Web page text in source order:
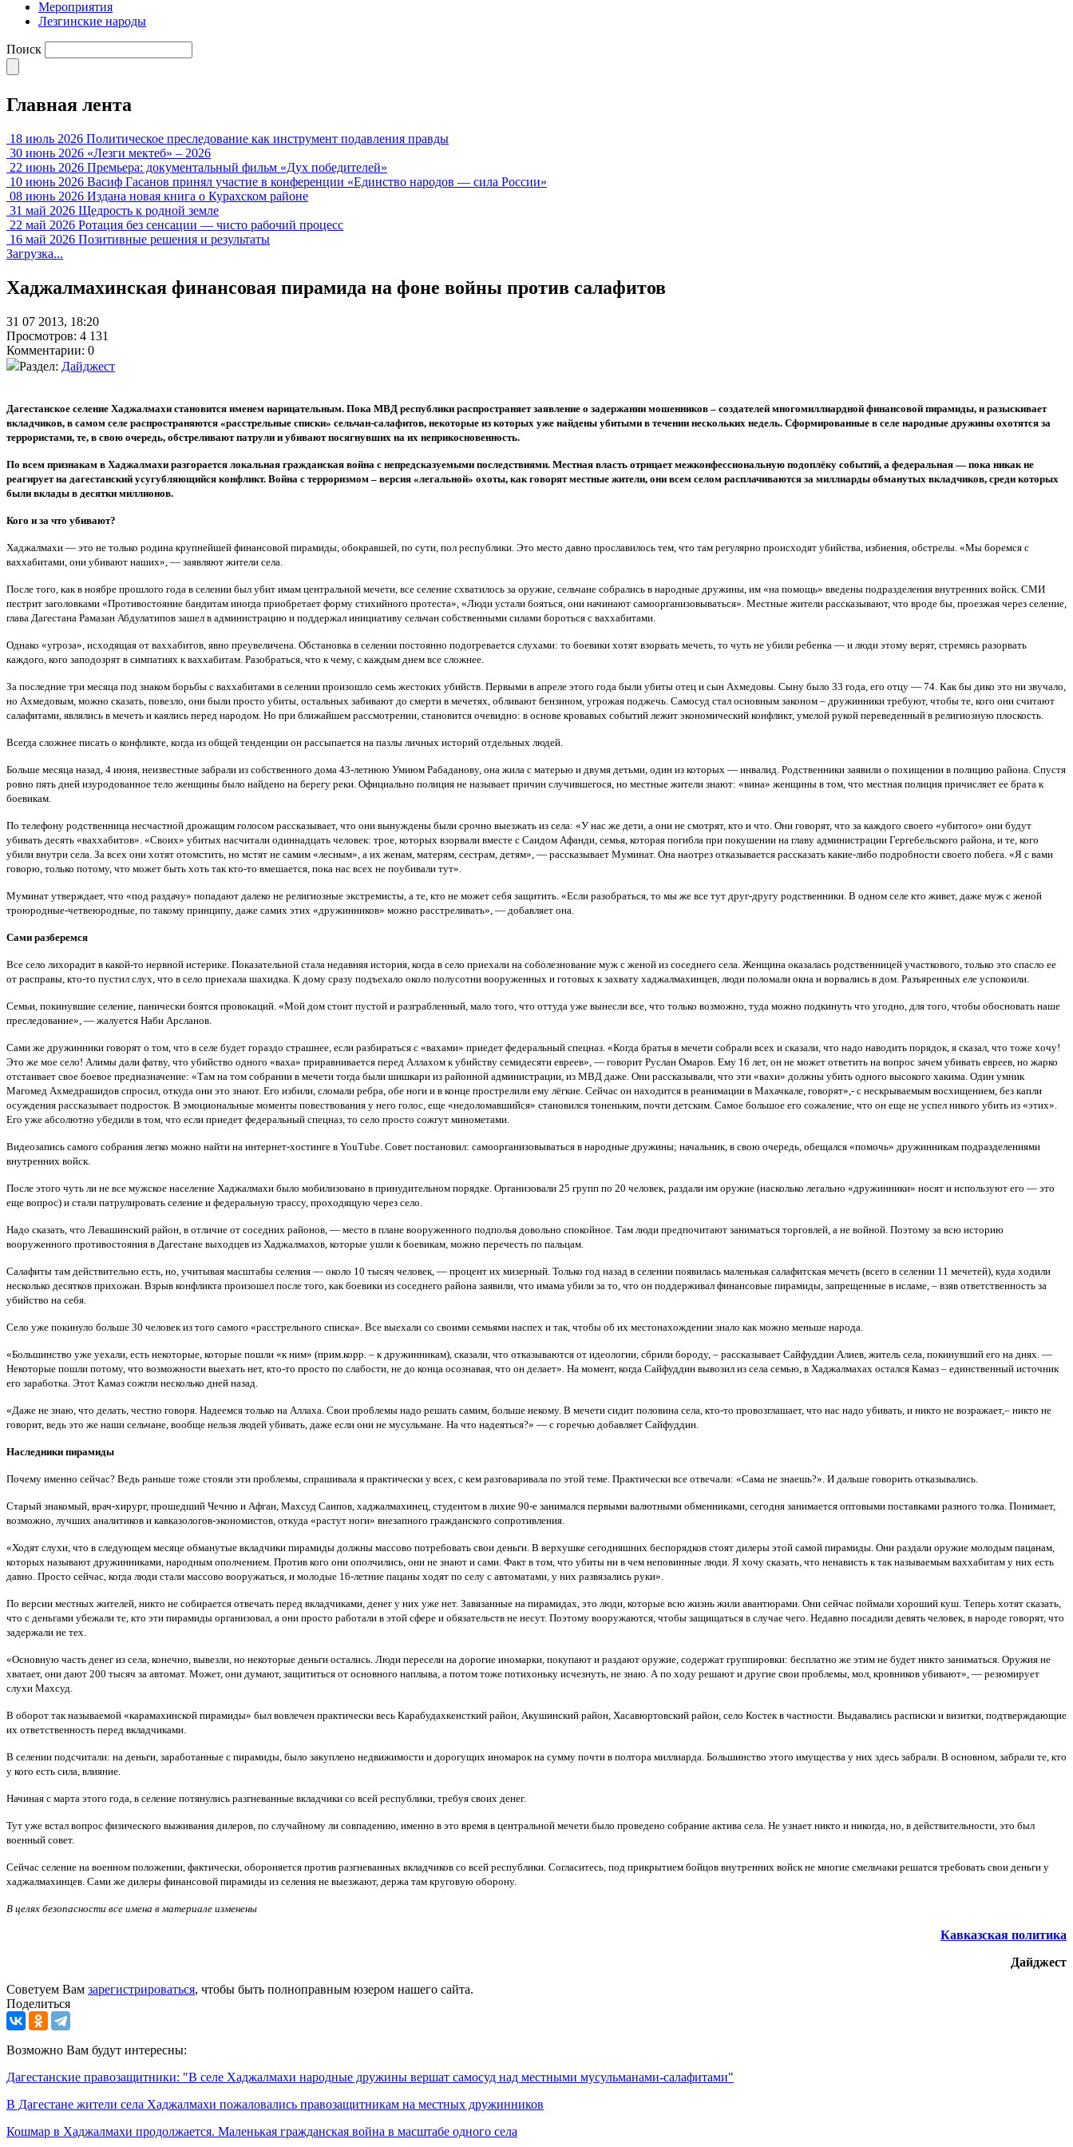
Мероприятия
Лезгинские народы
Поиск
Главная лента
18 июль 2026 Политическое преследование как инструмент подавления правды
30 июнь 2026 «Лезги мектеб» – 2026
22 июнь 2026 Премьера: документальный фильм «Дух победителей»
10 июнь 2026 Васиф Гасанов принял участие в конференции «Единство народов — сила России»
08 июнь 2026 Издана новая книга о Курахском районе
31 май 2026 Щедрость к родной земле
22 май 2026 Ротация без сенсации — чисто рабочий процесс
16 май 2026 Позитивные решения и результаты
Загрузка...
Хаджалмахинская финансовая пирамида на фоне войны против салафитов
31 07 2013, 18:20
Просмотров: 4 131
Комментарии: 0
Раздел: Дайджест
Дагестанское селение Хаджалмахи становится именем нарицательным. Пока МВД республики распространяет заявление о задержании мошенников – создателей многомиллиардной финансовой пирамиды, и разыскивает
вкладчиков, в самом селе распространяются «расстрельные списки» сельчан-салафитов, некоторые из которых уже найдены убитыми в течении нескольких недель. Сформированные в селе народные дружины охотятся за
террористами, те, в свою очередь, обстреливают патрули и убивают посягнувших на их неприкосновенность.
По всем признакам в Хаджалмахи разгорается локальная гражданская война с непредсказуемыми последствиями. Местная власть отрицает межконфессиональную подоплёку событий, а федеральная — пока никак не
реагирует на дагестанский усугубляющийся конфликт. Война с терроризмом – версия «легальной» охоты, как говорят местные жители, они всем селом расплачиваются за миллиарды обманутых вкладчиков, среди которых
были вклады в десятки миллионов.
Кого и за что убивают?
Хаджалмахи — это не только родина крупнейшей финансовой пирамиды, обокравшей, по сути, пол республики. Это место давно прославилось тем, что там регулярно происходят убийства, избиения, обстрелы. «Мы боремся с
ваххабитами, они убивают наших», — заявляют жители села.
После того, как в ноябре прошлого года в селении был убит имам центральной мечети, все селение схватилось за оружие, сельчане собрались в народные дружины, им «на помощь» введены подразделения внутренних войск. СМИ
пестрит заголовками «Противостояние бандитам иногда приобретает форму стихийного протеста», «Люди устали бояться, они начинают самоорганизовываться». Местные жители рассказывают, что вроде бы, проезжая через селение,
глава Дагестана Рамазан Абдулатипов зашел в администрацию и поддержал инициативу сельчан собственными силами бороться с ваххабитами.
Однако «угроза», исходящая от ваххабитов, явно преувеличена. Обстановка в селении постоянно подогревается слухами: то боевики хотят взорвать мечеть, то чуть не убили ребенка — и люди этому верят, стремясь разорвать
каждого, кого заподозрят в симпатиях к ваххабитам. Разобраться, что к чему, с каждым днем все сложнее.
За последние три месяца под знаком борьбы с ваххабитами в селении произошло семь жестоких убийств. Первыми в апреле этого года были убиты отец и сын Ахмедовы. Сыну было 33 года, его отцу — 74. Как бы дико это ни звучало,
но Ахмедовым, можно сказать, повезло, они были просто убиты, остальных забивают до смерти в мечетях, обливают бензином, угрожая поджечь. Самосуд стал основным законом – дружинники требуют, чтобы те, кого они считают
салафитами, являлись в мечеть и каялись перед народом. Но при ближайшем рассмотрении, становится очевидно: в основе кровавых событий лежит экономический конфликт, умелой рукой переведенный в религиозную плоскость.
Всегда сложнее писать о конфликте, когда из общей тенденции он рассыпается на пазлы личных историй отдельных людей.
Больше месяца назад, 4 июня, неизвестные забрали из собственного дома 43-летнюю Умиюм Рабаданову, она жила с матерью и двумя детьми, один из которых — инвалид. Родственники заявили о похищении в полицию района. Спустя
ровно пять дней изуродованное тело женщины было найдено на берегу реки. Официально полиция не называет причин случившегося, но местные жители знают: «вина» женщины в том, что местная полиция причисляет ее брата к
боевикам.
По телефону родственница несчастной дрожащим голосом рассказывает, что они вынуждены были срочно выезжать из села: «У нас же дети, а они не смотрят, кто и что. Они говорят, что за каждого своего «убитого» они будут
убивать десять «ваххабитов». «Своих» убитых насчитали одиннадцать человек: трое, которых взорвали вместе с Саидом Афанди, семья, которая погибла при покушении на главу администрации Гергебельского района, и те, кого
убили внутри села. За всех они хотят отомстить, но мстят не самим «лесным», а их женам, матерям, сестрам, детям», — рассказывает Муминат. Она наотрез отказывается рассказать какие-либо подробности своего побега. «Я с вами
говорю, только потому, что может быть хоть так кто-то вмешается, пока нас всех не поубивали тут».
Муминат утверждает, что «под раздачу» попадают далеко не религиозные экстремисты, а те, кто не может себя защитить. «Если разобраться, то мы же все тут друг-другу родственники. В одном селе кто живет, даже муж с женой
троюродные-четвеюродные, по такому принципу, даже самих этих «дружинников» можно расстреливать», — добавляет она.
Сами разберемся
Все село лихорадит в какой-то нервной истерике. Показательной стала недавняя история, когда в село приехали на соболезнование муж с женой из соседнего села. Женщина оказалась родственницей участкового, только это спасло ее
от расправы, кто-то пустил слух, что в село приехала шахидка. К дому сразу подъехало около полусотни вооруженных и готовых к захвату хаджалмахинцев, люди поломали окна и ворвались в дом. Разъяренных еле успокоили.
Семьи, покинувшие селение, панически боятся провокаций. «Мой дом стоит пустой и разграбленный, мало того, что оттуда уже вынесли все, что только возможно, туда можно подкинуть что угодно, для того, чтобы обосновать наше
преследование», — жалуется Наби Арсланов.
Сами же дружинники говорят о том, что в селе будет гораздо страшнее, если разбираться с «вахами» приедет федеральный спецназ. «Когда братья в мечети собрали всех и сказали, что надо наводить порядок, я сказал, что тоже хочу!
Это же мое село! Алимы дали фатву, что убийство одного «ваха» приравнивается перед Аллахом к убийству семидесяти евреев», — говорит Руслан Омаров. Ему 16 лет, он не может ответить на вопрос зачем убивать евреев, но жарко
отстаивает свое боевое предназначение: «Там на том собрании в мечети тогда были шишкари из районной администрации, из МВД даже. Они рассказывали, что эти «вахи» должны убить одного высокого хакима. Один умник
Магомед Ахмедрашидов спросил, откуда они это знают. Его избили, сломали ребра, обе ноги и в конце прострелили ему лёгкие. Сейчас он находится в реанимации в Махачкале, говорят»,- с нескрываемым восхищением, без капли
осуждения рассказывает подросток. В эмоциональные моменты повествования у него голос, еще «недоломавшийся» становился тоненьким, почти детским. Самое большое его сожаление, что он еще не успел никого убить из «этих».
Его уже абсолютно убедили в том, что если приедет федеральный спецназ, то село просто сожгут минометами.
Видеозапись самого собрания легко можно найти на интернет-хостинге в YouTube. Совет постановил: самоорганизовываться в народные дружины; начальник, в свою очередь, обещался «помочь» дружинникам подразделениями
внутренних войск.
После этого чуть ли не все мужское население Хаджалмахи было мобилизовано в принудительном порядке. Организовали 25 групп по 20 человек, раздали им оружие (насколько легально «дружинники» носят и используют его — это
еще вопрос) и стали патрулировать селение и федеральную трассу, проходящую через село.
Надо сказать, что Левашинский район, в отличие от соседних районов, — место в плане вооруженного подполья довольно спокойное. Там люди предпочитают заниматься торговлей, а не войной. Поэтому за всю историю
вооруженного противостояния в Дагестане выходцев из Хаджалмахов, которые ушли к боевикам, можно перечесть по пальцам.
Салафиты там действительно есть, но, учитывая масштабы селения — около 10 тысяч человек, — процент их мизерный. Только год назад в селении появилась маленькая салафитская мечеть (всего в селении 11 мечетей), куда ходили
несколько десятков прихожан. Взрыв конфликта произошел после того, как боевики из соседнего района заявили, что имама убили за то, что он поддерживал финансовые пирамиды, запрещенные в исламе, – взяв ответственность за
убийство на себя.
Село уже покинуло больше 30 человек из того самого «расстрельного списка». Все выехали со своими семьями наспех и так, чтобы об их местонахождении знало как можно меньше народа.
«Большинство уже уехали, есть некоторые, которые пошли «к ним» (прим.корр. – к дружинникам), сказали, что отказываются от идеологии, сбрили бороду, – рассказывает Сайфуддин Алиев, житель села, покинувший его на днях. —
Некоторые пошли потому, что возможности выехать нет, кто-то просто по слабости, не до конца осознавая, что он делает». На момент, когда Сайфуддин вывозил из села семью, в Хаджалмахах остался Камаз – единственный источник
его заработка. Этот Камаз сожгли несколько дней назад.
«Даже не знаю, что делать, честно говоря. Надеемся только на Аллаха. Свои проблемы надо решать самим, больше некому. В мечети сидит половина села, кто-то провозглашает, что нас надо убивать, и никто не возражает,– никто не
говорит, ведь это же наши сельчане, вообще нельзя людей убивать, даже если они не мусульмане. На что надеяться?» — с горечью добавляет Сайфуддин.
Наследники пирамиды
Почему именно сейчас? Ведь раньше тоже стояли эти проблемы, спрашивала я практически у всех, с кем разговаривала по этой теме. Практически все отвечали: «Сама не знаешь?». И дальше говорить отказывались.
Старый знакомый, врач-хирург, прошедший Чечню и Афган, Махсуд Саипов, хаджалмахинец, студентом в лихие 90-е занимался первыми валютными обменниками, сегодня занимается оптовыми поставками разного толка. Понимает,
возможно, лучших аналитиков и кавказологов-экономистов, откуда «растут ноги» внезапного гражданского сопротивления.
«Ходят слухи, что в следующем месяце обманутые вкладчики пирамиды должны массово потребовать свои деньги. В верхушке сегодняшних беспорядков стоят дилеры этой самой пирамиды. Они раздали оружие молодым пацанам,
которых называют дружинниками, народным ополчением. Против кого они ополчились, они не знают и сами. Факт в том, что убиты ни в чем неповинные люди. Я хочу сказать, что ненависть к так называемым ваххабитам у них есть
давно. Просто сейчас, когда люди стали массово вооружаться, и молодые 16-летние пацаны ходят по селу с автоматами, у них развязались руки».
По версии местных жителей, никто не собирается отвечать перед вкладчиками, денег у них уже нет. Завязанные на пирамидах, это люди, которые всю жизнь жили авантюрами. Они сейчас поймали хороший куш. Теперь хотят сказать,
что с деньгами убежали те, кто эти пирамиды организовал, а они просто работали в этой сфере и обязательств не несут. Поэтому вооружаются, чтобы защищаться в случае чего. Недавно посадили девять человек, в народе говорят, что
задержали не тех.
«Основную часть денег из села, конечно, вывезли, но некоторые деньги остались. Люди пересели на дорогие иномарки, покупают и раздают оружие, содержат группировки: бесплатно же этим не будет никто заниматься. Оружия не
хватает, они дают 200 тысяч за автомат. Может, они думают, защититься от основного наплыва, а потом тоже потихоньку исчезнуть, не знаю. А по ходу решают и другие свои проблемы, мол, кровников убивают», — резюмирует
слухи Махсуд.
В оборот так называемой «карамахинской пирамиды» был вовлечен практически весь Карабудахкенсткий район, Акушинский район, Хасавюртовский район, село Костек в частности. Выдавались расписки и визитки, подтверждающие
их ответственность перед вкладчиками.
В селении подсчитали: на деньги, заработанные с пирамиды, было закуплено недвижимости и дорогущих иномарок на сумму почти в полтора миллиарда. Большинство этого имущества у них здесь забрали. В основном, забрали те, кто
у кого есть сила, влияние.
Начиная с марта этого года, в селение потянулись разгневанные вкладчики со всей республики, требуя своих денег.
Тут уже встал вопрос физического выживания дилеров, по случайному ли совпадению, именно в это время в центральной мечети было проведено собрание актива села. Не узнает никто и никогда, но, в действительности, это был
военный совет.
Сейчас селение на военном положении, фактически, обороняется против разгневанных вкладчиков со всей республики. Согласитесь, под прикрытием бойцов внутренних войск не многие смельчаки решатся требовать свои деньги у
хаджалмахинцев. Сами же дилеры финансовой пирамиды из селения не выезжают, держа там круговую оборону.
В целях безопасности все имена в материале изменены
Кавказская политика
Дайджест
Советуем Вам зарегистрироваться, чтобы быть полноправным юзером нашего сайта.
Поделиться
Возможно Вам будут интересны:
Дагестанские правозащитники: "В селе Хаджалмахи народные дружины вершат самосуд над местными мусульманами-салафитами"
В Дагестане жители села Хаджалмахи пожаловались правозащитникам на местных дружинников
Кошмар в Хаджалмахи продолжается. Маленькая гражданская война в масштабе одного села